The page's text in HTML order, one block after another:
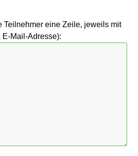
Teilnehmer eine Zeile, jeweils mit
E-Mail-Adresse):